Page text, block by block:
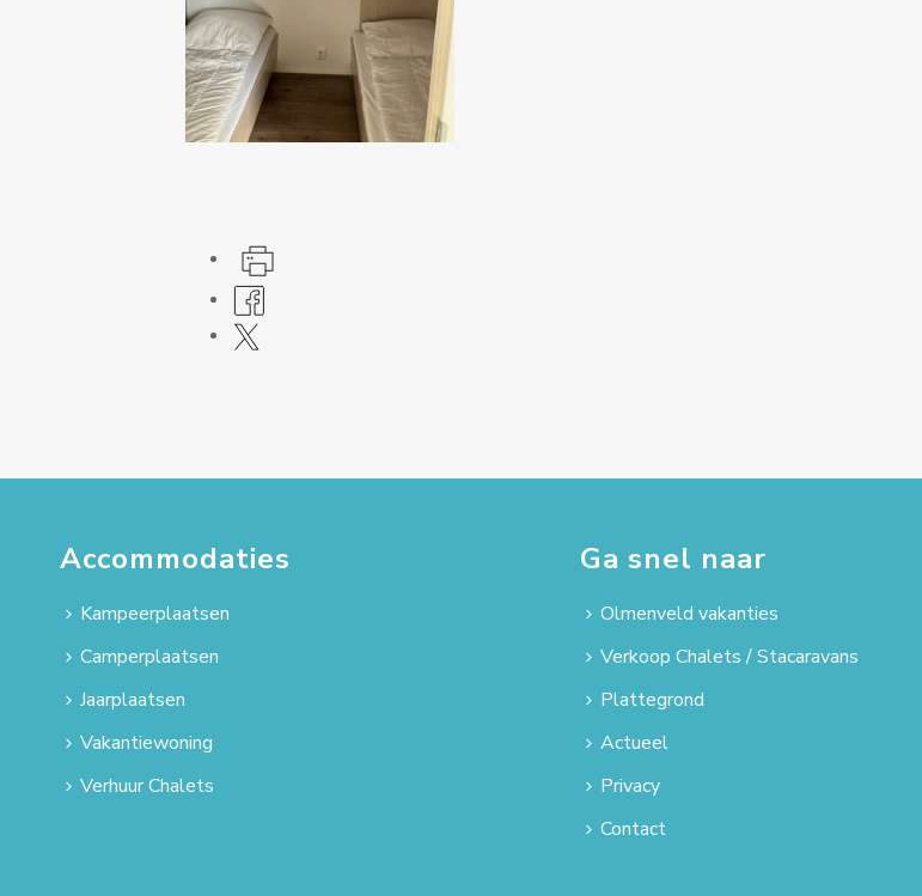
Accommodaties
Kampeerplaatsen
Camperplaatsen
Jaarplaatsen
Vakantiewoning
Verhuur Chalets
Ga snel naar
Olmenveld vakanties
Verkoop Chalets / Stacaravans
Plattegrond
Actueel
Privacy
Contact